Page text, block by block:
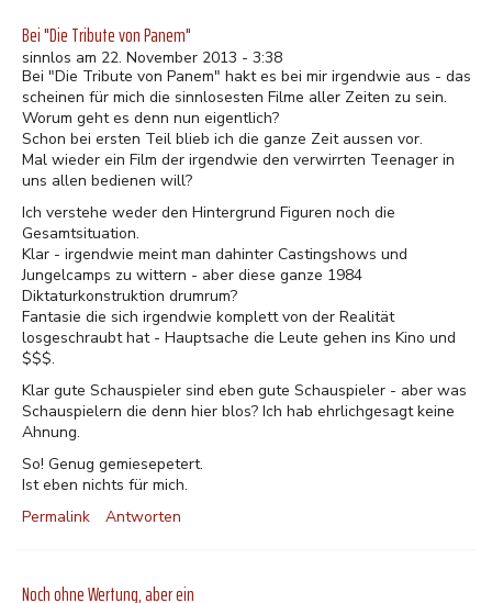
Bei "Die Tribute von Panem"
sinnlos am 22. November 2013 - 3:38
Bei "Die Tribute von Panem" hakt es bei mir irgendwie aus - das
scheinen für mich die sinnlosesten Filme aller Zeiten zu sein.
Worum geht es denn nun eigentlich?
Schon bei ersten Teil blieb ich die ganze Zeit aussen vor.
Mal wieder ein Film der irgendwie den verwirrten Teenager in
uns allen bedienen will?
Ich verstehe weder den Hintergrund Figuren noch die
Gesamtsituation.
Klar - irgendwie meint man dahinter Castingshows und
Jungelcamps zu wittern - aber diese ganze 1984
Diktaturkonstruktion drumrum?
Fantasie die sich irgendwie komplett von der Realität
losgeschraubt hat - Hauptsache die Leute gehen ins Kino und
$$$.
Klar gute Schauspieler sind eben gute Schauspieler - aber was
Schauspielern die denn hier blos? Ich hab ehrlichgesagt keine
Ahnung.
So! Genug gemiesepetert.
Ist eben nichts für mich.
Permalink
Antworten
Noch ohne Wertung, aber ein